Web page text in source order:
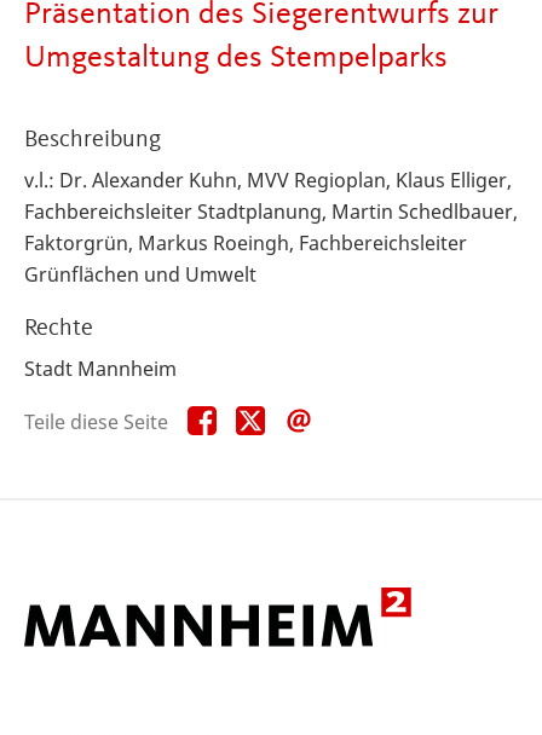
Präsentation des Siegerentwurfs zur
Umgestaltung des Stempelparks
Beschreibung
v.l.: Dr. Alexander Kuhn, MVV Regioplan, Klaus Elliger,
Fachbereichsleiter Stadtplanung, Martin Schedlbauer,
Faktorgrün, Markus Roeingh, Fachbereichsleiter
Grünflächen und Umwelt
Rechte
Stadt Mannheim
Teile diese Seite
Teile
diese
Teile
diese